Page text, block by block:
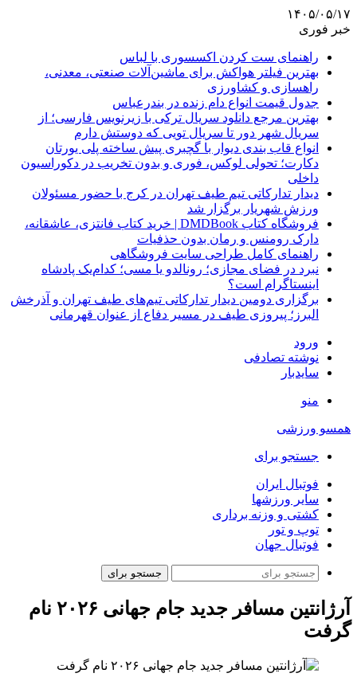
۱۴۰۵/۰۵/۱۷
خبر فوری
راهنمای ست کردن اکسسوری با لباس
بهترین فیلتر هواکش برای ماشین‌آلات صنعتی، معدنی،
راهسازی و کشاورزی
جدول قیمت انواع دام زنده در بندرعباس
بهترین مرجع دانلود سریال ترکی با زیرنویس فارسی؛ از
سریال شهر دور تا سریال تویی که دوستش دارم
انواع قاب بندی دیوار با گچبری پیش ساخته پلی یورتان
دکارت؛ تحولی لوکس، فوری و بدون تخریب در دکوراسیون
داخلی
دیدار تدارکاتی تیم طیف تهران در کرج با حضور مسئولان
ورزش شهریار برگزار شد
فروشگاه کتاب DMDBook | خرید کتاب فانتزی، عاشقانه،
دارک رومنس و رمان بدون حذفیات
راهنمای کامل طراحی سایت فروشگاهی
نبرد در فضای مجازی؛ رونالدو یا مسی؛ کدام‌یک پادشاه
اینستاگرام است؟
برگزاری دومین دیدار تدارکاتی تیم‌های طیف تهران و آذرخش
البرز؛ پیروزی طیف در مسیر دفاع از عنوان قهرمانی
ورود
نوشته تصادفی
سایدبار
منو
همسو ورزشی
جستجو برای
فوتبال ایران
سایر ورزشها
کشتی و وزنه برداری
توپ و تور
فوتبال جهان
جستجو برای
آرژانتین مسافر جدید جام جهانی ۲۰۲۶ نام
گرفت